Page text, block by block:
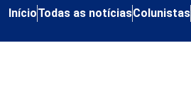
InícioTodas as notíciasColunistas